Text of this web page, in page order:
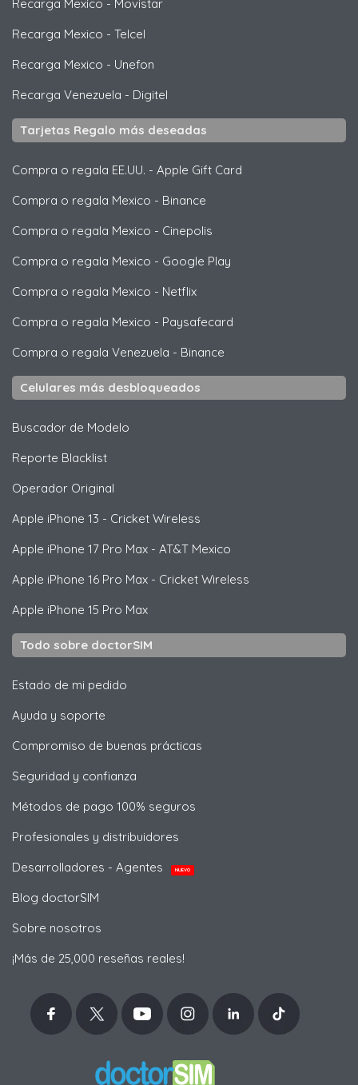
Recarga Mexico - Movistar
Recarga Mexico - Telcel
Recarga Mexico - Unefon
Recarga Venezuela - Digitel
Tarjetas Regalo más deseadas
Compra o regala EE.UU. - Apple Gift Card
Compra o regala Mexico - Binance
Compra o regala Mexico - Cinepolis
Compra o regala Mexico - Google Play
Compra o regala Mexico - Netflix
Compra o regala Mexico - Paysafecard
Compra o regala Venezuela - Binance
Celulares más desbloqueados
Buscador de Modelo
Reporte Blacklist
Operador Original
Apple iPhone 13 - Cricket Wireless
Apple iPhone 17 Pro Max - AT&T Mexico
Apple iPhone 16 Pro Max - Cricket Wireless
Apple iPhone 15 Pro Max
Todo sobre doctorSIM
Estado de mi pedido
Ayuda y soporte
Compromiso de buenas prácticas
Seguridad y confianza
Métodos de pago 100% seguros
Profesionales y distribuidores
Desarrolladores - Agentes
NUEVO
Blog doctorSIM
Sobre nosotros
¡Más de 25,000 reseñas reales!